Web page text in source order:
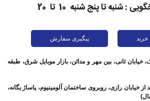
: شنبه تا پنج شنبه 10 تا 20
خرید پیگیری سفارش
خیابان ثانی، بین مهر و مدائن، بازار موبایل شرق، طبقه
از خیابان رازی، روبروی ساختمان آلومینیوم، پاساژ یگانه،